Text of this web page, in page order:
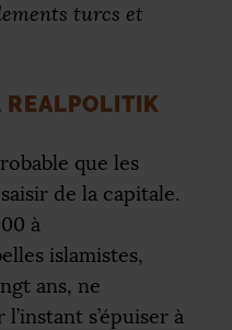
turcs et
REALPOLITIK
que les
de la capitale.
à
islamistes,
ans, ne
s’épuiser à